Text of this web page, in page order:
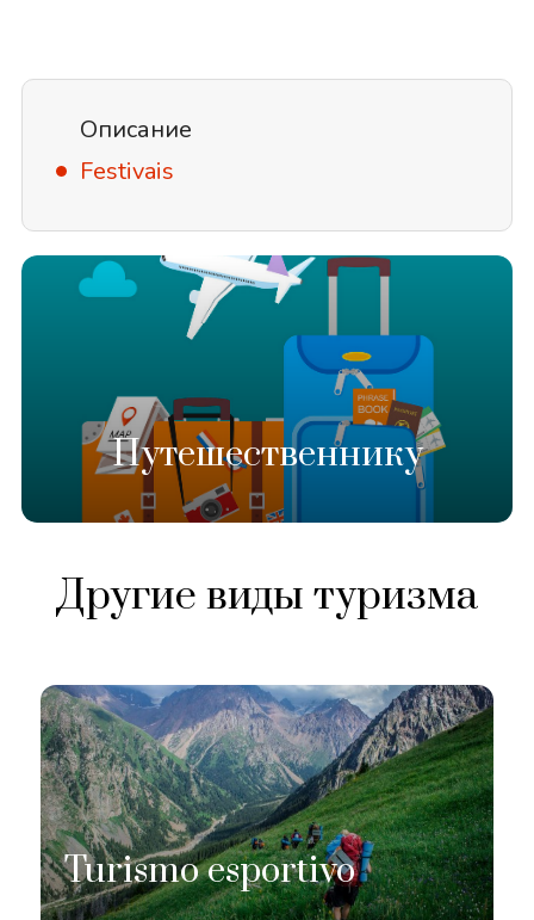
Описание
Festivais
Путешественнику
Другие виды туризма
Turismo esportivo